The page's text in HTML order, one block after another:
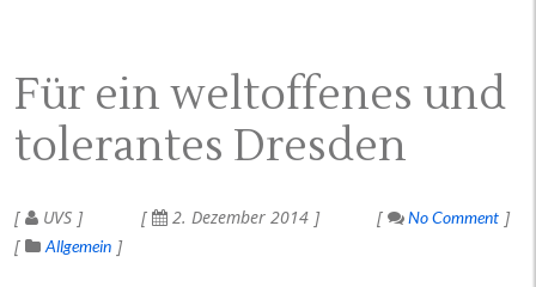
Für ein weltoffenes und
tolerantes Dresden
UVS 2. Dezember 2014
No Comment
Allgemein